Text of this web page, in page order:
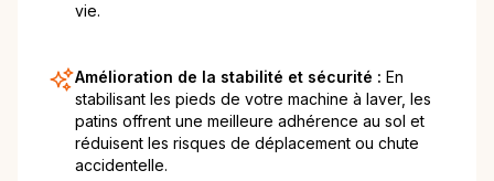
vie.
Amélioration de la stabilité et sécurité : En
stabilisant les pieds de votre machine à laver, les
patins offrent une meilleure adhérence au sol et
réduisent les risques de déplacement ou chute
accidentelle.